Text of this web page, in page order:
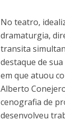
No teatro,
dramaturgia,
transita
destaque de
em que atuou
Alberto
cenografia de
desenvolveu